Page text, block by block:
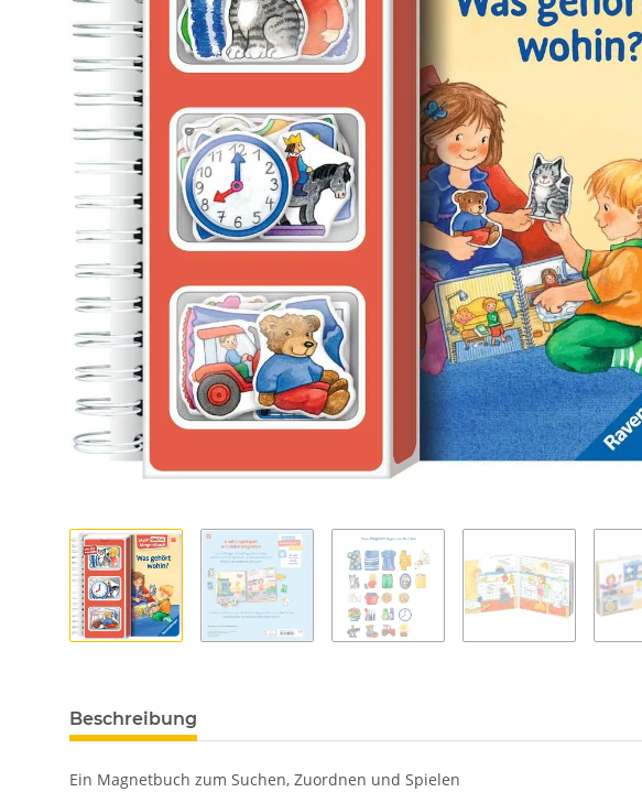
Beschreibung
Ein Magnetbuch zum Suchen, Zuordnen und Spielen